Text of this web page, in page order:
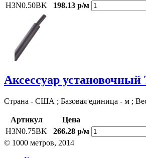
H3N0.50BK
198.13 р/м
Аксессуар
Страна - США ; Базовая единица - м ;
Артикул
Цена
H3N0.75BK
266.28 р/м
© 1000 метров, 2014